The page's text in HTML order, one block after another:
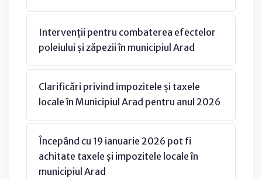
Intervenții pentru combaterea efectelor
poleiului și zăpezii în municipiul Arad
Clarificări privind impozitele și taxele
locale în Municipiul Arad pentru anul 2026
Începând cu 19 ianuarie 2026 pot fi
achitate taxele și impozitele locale în
municipiul Arad